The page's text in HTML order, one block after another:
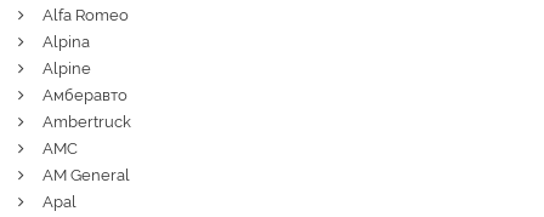
Alfa Romeo
Alpina
Alpine
Амберавто
Ambertruck
AMC
AM General
Apal